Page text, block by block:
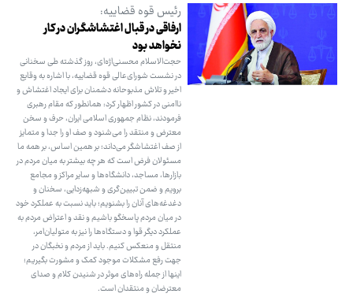
رئیس قوه قضاییه:
ارفاقی در قبال اغتشاشگران در کار
نخواهد بود
حجت‌الاسلام محسنی‌اژه‌ای، روز گذشته طی سخنانی
در نشست شورای‌عالی قوه قضاییه، با اشاره به وقایع
اخیر و تلاش مذبوحانه دشمنان برای ایجاد اغتشاش و
ناامنی در کشور اظهار کرد: همانطور که مقام رهبری
فرمودند، نظام جمهوری اسلامی ایران، حرف و سخن
معترض و منتقد را می‌شنود و صف او را جدا و متمایز
از صف اغتشاشگر می‌داند؛ بر همین اساس، بر همه ما
مسئولان فرض است که هر چه بیشتر به میان مردم در
بازارها، مساجد، دانشگاه‌ها و سایر مراکز و مجامع
برویم و ضمن تبیین‌گری و شبهه‌زدایی، سخنان و
دغدغه‌های آنان را بشنویم؛ باید نسبت به عملکرد خود
در میان مردم پاسخگو باشیم و نقد و اعتراض مردم به
عملکرد دیگر قوا و دستگاه‌ها را نیز به متولیان‌امر،
منتقل و منعکس کنیم. باید از مردم و نخبگان در
جهت رفع مشکلات موجود کمک و مشورت بگیریم؛
اینها از جمله راه‌های موثر در شنیدن کلام و صدای
معترضان و منتقدان است.